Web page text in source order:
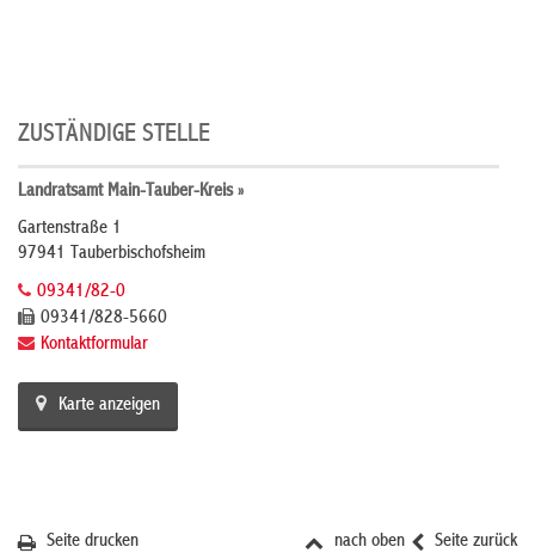
ZUSTÄNDIGE STELLE
Landratsamt Main-Tauber-Kreis »
Gartenstraße 1
97941 Tauberbischofsheim
09341/82-0
09341/828-5660
Kontaktformular
Karte anzeigen
Seite zurück
nach oben
Seite drucken